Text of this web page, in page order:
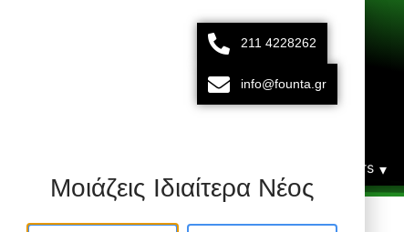
Vaporizers
211 4228262
info@founta.gr
Μοιάζεις Ιδιαίτερα Νέος